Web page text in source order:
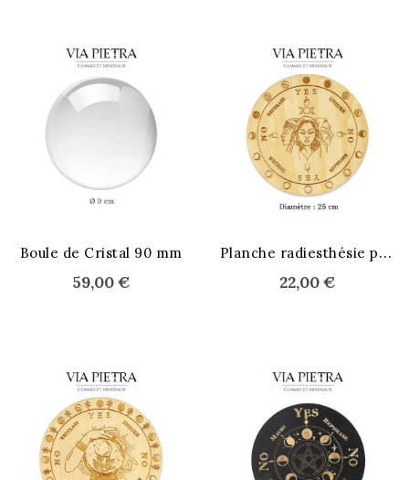
Boule de Cristal 90 mm
59,00 €
P
lanche radiesthésie pendule
22,00 €